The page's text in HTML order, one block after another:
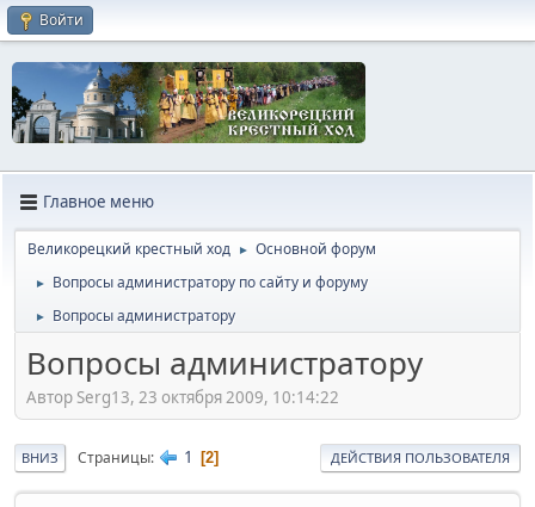
Войти
Главное меню
Великорецкий крестный ход ► Основной форум
► Вопросы администратору по сайту и форуму
► Вопросы администратору
Вопросы администратору
Автор Serg13, 23 октября 2009, 10:14:22
ВНИЗ Страницы 1 2 ДЕЙСТВИЯ ПОЛЬЗОВАТЕЛЯ